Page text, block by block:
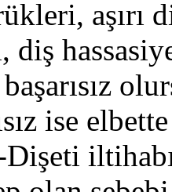
aşırı
diş
ise
Dişeti